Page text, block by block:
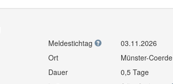
Meldestichtag
03.11.2026
Ort
Münster-Coerde
Dauer
0,5 Tage